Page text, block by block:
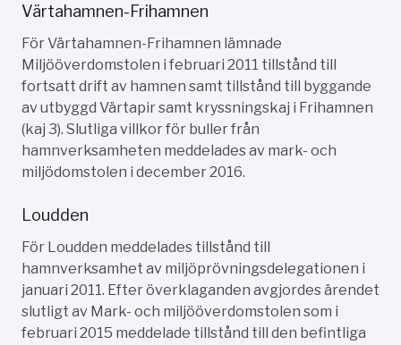
Värtahamnen-Frihamnen
För Värtahamnen-Frihamnen lämnade
Miljööverdomstolen i februari 2011 tillstånd till
fortsatt drift av hamnen samt tillstånd till byggande
av utbyggd Värtapir samt kryssningskaj i Frihamnen
(kaj 3). Slutliga villkor för buller från
hamnverksamheten meddelades av mark- och
miljödomstolen i december 2016.
Loudden
För Loudden meddelades tillstånd till
hamnverksamhet av miljöprövningsdelegationen i
januari 2011. Efter överklaganden avgjordes ärendet
slutligt av Mark- och miljööverdomstolen som i
februari 2015 meddelade tillstånd till den befintliga